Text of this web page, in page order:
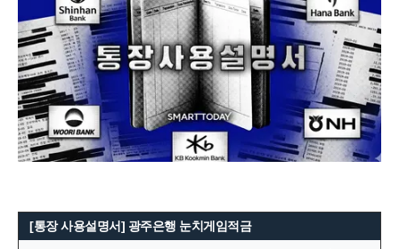
[통장 사용설명서] 광주은행 눈치게임적금